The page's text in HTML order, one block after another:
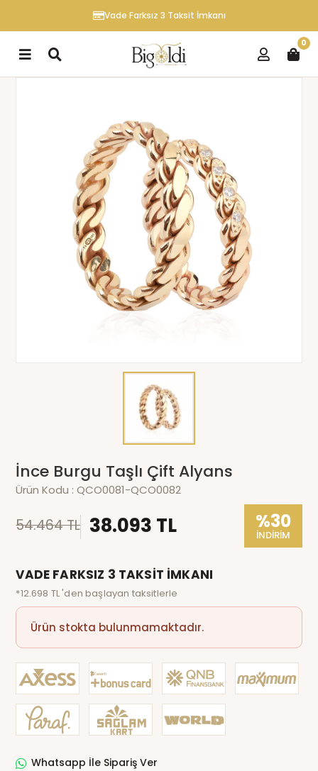
Vade Farksız 3 Taksit İmkanı
0
İnce Burgu Taşlı Çift Alyans
Ürün Kodu :QCO0081-QCO0082
54.464 TL 38.093 TL %30
İNDİRİM
VADE FARKSIZ 3 TAKSİT İMKANI
*12.698 TL 'den başlayan taksitlerle
Ürün stokta bulunmamaktadır.
Whatsapp İle Sipariş Ver